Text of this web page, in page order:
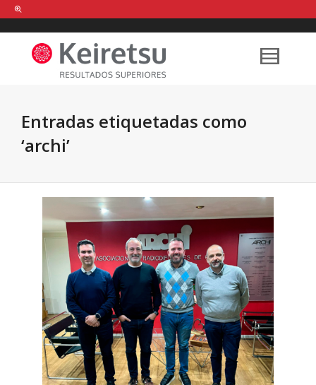
Help me Dante! I'm looking for new
shirts in a size medium
that cost
between £ . Show me all the
Entradas etiquetadas como
‘archi’